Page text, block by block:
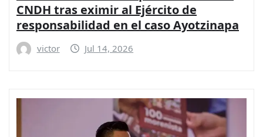
CNDH tras eximir al Ejército de
responsabilidad en el caso Ayotzinapa
victor Jul 14, 2026